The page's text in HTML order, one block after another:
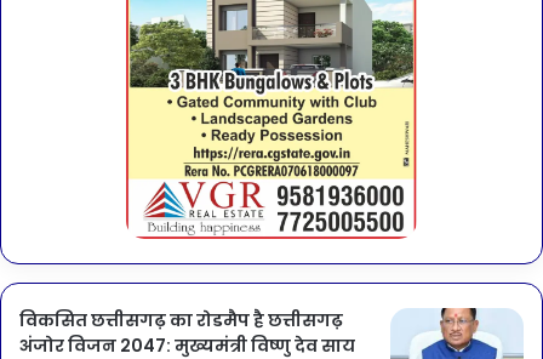
विकसित छत्तीसगढ़ का रोडमैप है छत्तीसगढ़
अंजोर विजन 2047: मुख्यमंत्री विष्णु देव साय